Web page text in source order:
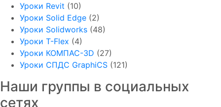
Уроки Revit (10)
Уроки Solid Edge (2)
Уроки Solidworks (48)
Уроки T-Flex (4)
Уроки КОМПАС-3D (27)
Уроки СПДС GraphiCS (121)
Наши группы в социальных
сетях